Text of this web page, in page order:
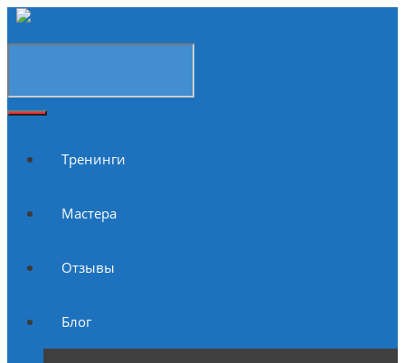
Тренинги
Мастера
Отзывы
Блог